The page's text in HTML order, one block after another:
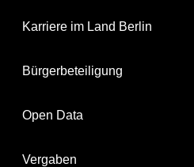
Karriere im Land Berlin
Bürgerbeteiligung
Open Data
Vergaben